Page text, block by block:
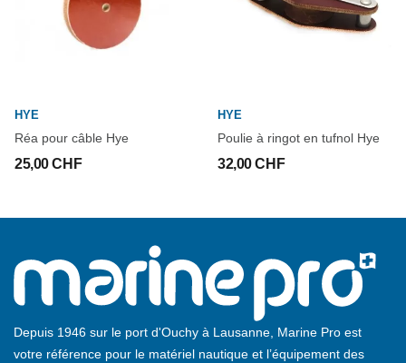
HYE
Réa pour câble Hye
25,00 CHF
HYE
Poulie à ringot en tufnol Hye
32,00 CHF
Depuis 1946 sur le port d'Ouchy à Lausanne, Marine Pro est
votre référence pour le matériel nautique et l’équipement des